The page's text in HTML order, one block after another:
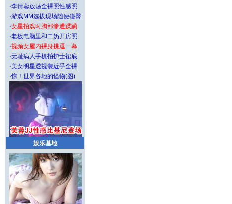
·李倩蓉放荡全裸照性感照
·游戏MM选拔现场随便碰臀
·女星拍戏时胸部惨遭蹂躏
·老板电脑里和二奶开房照
·视频女屋内裸身挑逗一幕
·无耻病人手机拍护士裙底
·美女明星透视装近乎全裸
·惊！世界各地的怪物(图)
娱乐基地